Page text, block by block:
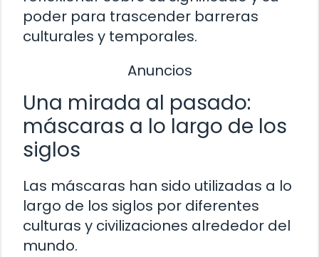
poder para trascender barreras
culturales y temporales.
Anuncios
Una mirada al pasado:
máscaras a lo largo de los
siglos
Las máscaras han sido utilizadas a lo
largo de los siglos por diferentes
culturas y civilizaciones alrededor del
mundo.